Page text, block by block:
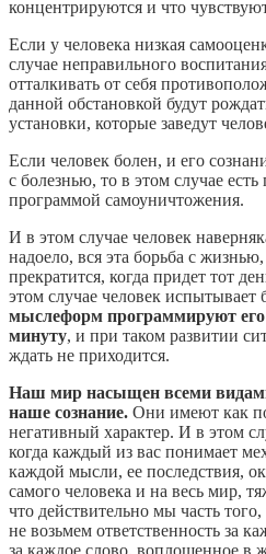
концентрируются и что
Если у человека низкая
случае неправильного
отталкивать от себя
данной обстановкой будут
установки, которые заведут
Если человек болен, и его
с болезнью, то в этом случае
программой самоуничтожения.
И в этом случае человек
надоело, вся эта борьба с
прекратится, когда придет тот
этом случае человек испытывает
мыслеформ программируют
минуту, и при таком развитии
ждать не приходится.
Наш мир насыщен всеми
наше сознание. Они имеют как
негативный характер. И в этом
когда каждый из вас понимает
каждой мысли, ее последствия,
самого человека и на весь мир,
что действительно мы часть
не возьмем ответственность за
за каждое слово, воплощенное в